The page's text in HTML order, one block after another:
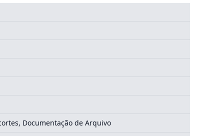
Documentação de Arquivo